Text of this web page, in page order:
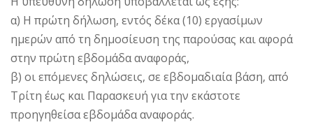
α) Η πρώτη δήλωση, εντός δέκα (10) εργασίμων
ημερών από τη δημοσίευση της παρούσας και αφορά
στην πρώτη εβδομάδα αναφοράς,
β) οι επόμενες δηλώσεις, σε εβδομαδιαία βάση, από
Τρίτη έως και Παρασκευή για την εκάστοτε
προηγηθείσα εβδομάδα αναφοράς.